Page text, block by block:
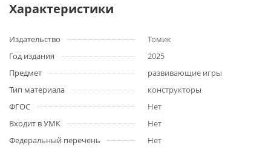
Характеристики
Издательство
Томик
Год издания
2025
Предмет
развивающие игры
Тип материала
конструкторы
ФГОС
Нет
Входит в УМК
Нет
Федеральный перечень
Нет